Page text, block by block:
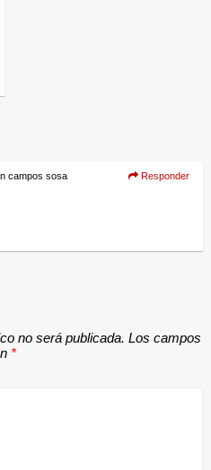
campos sosa Responder
no será publicada. Los campos
*